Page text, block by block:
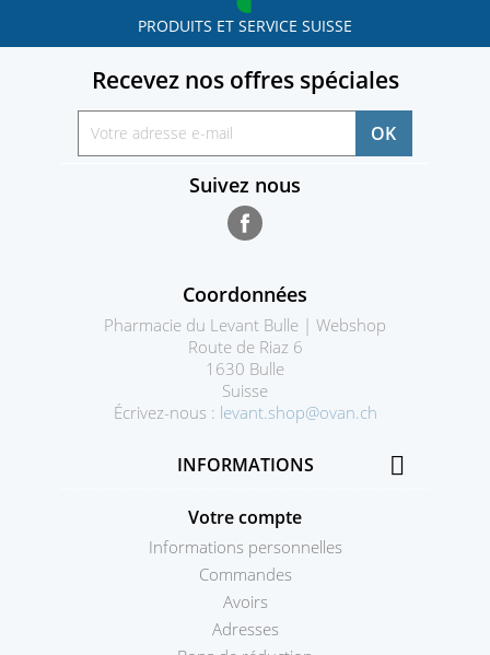
PRODUITS ET SERVICE SUISSE
Recevez nos offres spéciales
Suivez nous
Coordonnées
Pharmacie du Levant Bulle | Webshop
Route de Riaz 6
1630 Bulle
Suisse
Écrivez-nous : levant.shop@ovan.ch
INFORMATIONS 
Votre compte
Informations personnelles
Commandes
Avoirs
Adresses